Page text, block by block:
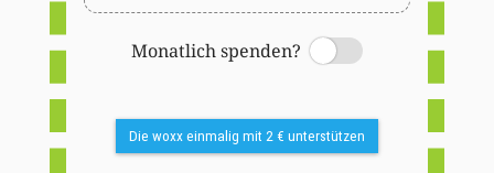
Monatlich spenden?
Switch
Die woxx einmalig mit 2 € unterstützen